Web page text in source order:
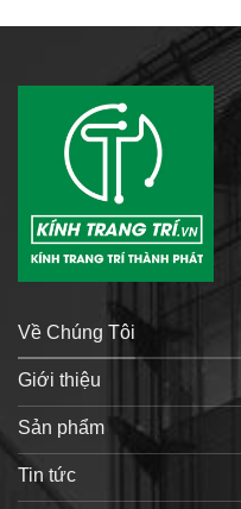
Về Chúng Tôi
Giới thiệu
Sản phẩm
Tin tức